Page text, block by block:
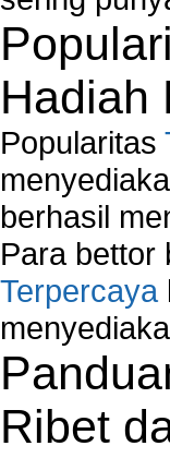
Hadiah
Popularitas
berhasil
Para bettor
Terpercaya
Ribet